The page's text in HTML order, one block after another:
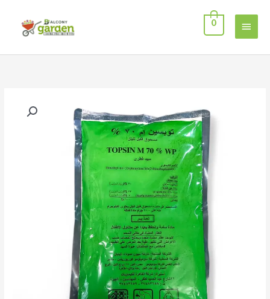
المحتوى
القائمة
الرئيسية
0